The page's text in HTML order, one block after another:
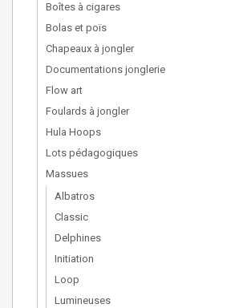
Boîtes à cigares
Bolas et poïs
Chapeaux à jongler
Documentations jonglerie
Flow art
Foulards à jongler
Hula Hoops
Lots pédagogiques
Massues
Albatros
Classic
Delphines
Initiation
Loop
Lumineuses